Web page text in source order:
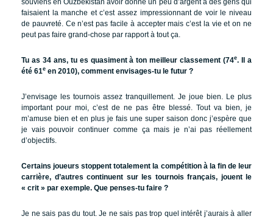
faisaient la manche et c’est assez impressionnant de voir le niveau
de pauvreté. Ce n’est pas facile à accepter mais c’est la vie et on ne
peut pas faire grand-chose par rapport à tout ça.
Tu as 34 ans, tu es quasiment à ton meilleur classement (74e. Il a
été 61e en 2010), comment envisages-tu le futur ?
J’envisage les tournois assez tranquillement. Je joue bien. Le plus
important pour moi, c’est de ne pas être blessé. Tout va bien, je
m’amuse bien et en plus je fais une super saison donc j’espère que
je vais pouvoir continuer comme ça mais je n’ai pas réellement
d’objectifs.
Certains joueurs stoppent totalement la compétition à la fin de leur
carrière, d’autres continuent sur les tournois français, jouent le
« crit » par exemple. Que penses-tu faire ?
Je ne sais pas du tout. Je ne sais pas trop quel intérêt j’aurais à aller